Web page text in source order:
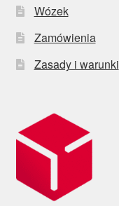
Wózek
Zamówienia
Zasady i warunki